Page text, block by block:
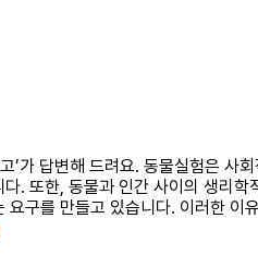
’가 답변해 드려요. 동물실험은 사
. 또한, 동물과 인간 사이의 생리
요구를 만들고 있습니다. 이러한